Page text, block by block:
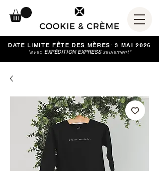
DATE LIMITE FÊTE DES MÈRES:3 MAI 2026
*avecEXPÉDITION EXPRESSseulement*